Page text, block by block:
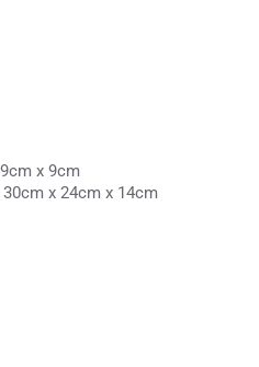
x 9cm
x 24cm x 14cm